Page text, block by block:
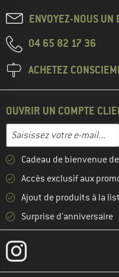
ENVOYEZ-NOUS UN
04 65 82 17 36
ACHETEZ
OUVRIR UN COMPTE
Adresse e-mail
Entrez votre adresse e-
Cadeau de bienvenue
Accès exclusif aux
Ajout de produits à la
Surprise d'anniversaire